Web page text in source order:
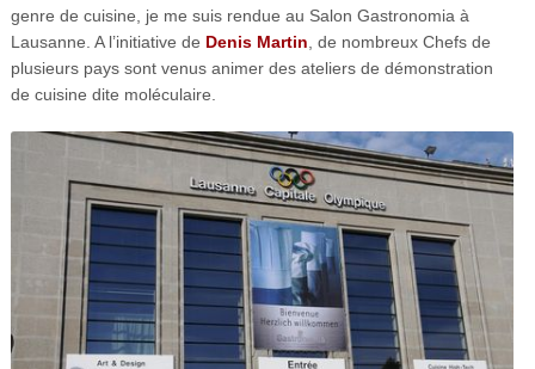
genre de cuisine, je me suis rendue au Salon Gastronomia à
Lausanne. A l’initiative de Denis Martin , de nombreux Chefs de
plusieurs pays sont venus animer des ateliers de démonstration
de cuisine dite moléculaire.